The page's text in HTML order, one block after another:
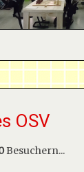
OSV
Besuchern...